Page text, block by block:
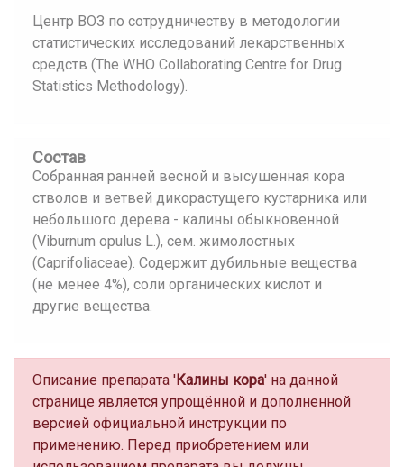
Центр ВОЗ по сотрудничеству в методологии
статистических исследований лекарственных
средств (The WHO Collaborating Centre for Drug
Statistics Methodology).
Состав
Собранная ранней весной и высушенная кора
стволов и ветвей дикорастущего кустарника или
небольшого дерева - калины обыкновенной
(Viburnum opulus L.), сем. жимолостных
(Caprifoliaceae). Содержит дубильные вещества
(не менее 4%), соли органических кислот и
другие вещества.
Описание препарата 'Калины кора' на данной
странице является упрощённой и дополненной
версией официальной инструкции по
применению. Перед приобретением или